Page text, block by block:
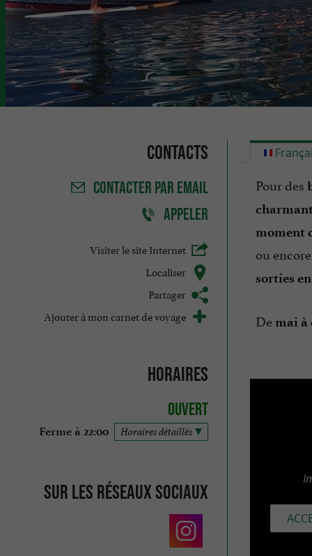
Contacts
CONTACTER PAR EMAIL
APPELER
Visiter le site Internet
Localiser
Partager
Ajouter à mon carnet de voyage
Horaires
Ouvert
Ferme à 22:00 Horaires détaillés
Sur les réseaux sociaux
Pour des
moment
ou encore
sorties
De mai à